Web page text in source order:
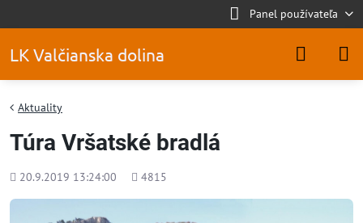
Panel používateľa
LK Valčianska dolina
Aktuality
Túra Vršatské bradlá
Pridané
20.9.2019 13:24:00
Počet
4815